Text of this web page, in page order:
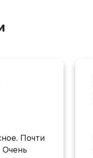
Почти
Очень